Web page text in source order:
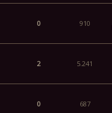
0 910
2 5.241
0 687